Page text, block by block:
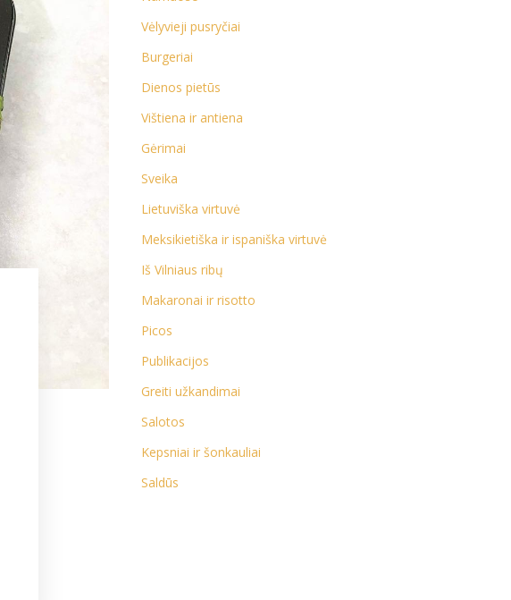
Vėlyvieji pusryčiai
Burgeriai
Dienos pietūs
Vištiena ir antiena
Gėrimai
Sveika
Lietuviška virtuvė
Meksikietiška ir ispaniška virtuvė
Iš Vilniaus ribų
Makaronai ir risotto
Picos
Publikacijos
Greiti užkandimai
Salotos
Kepsniai ir šonkauliai
Saldūs